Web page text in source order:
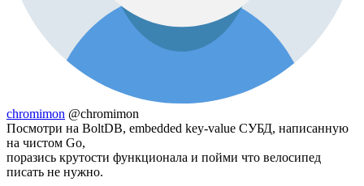
chromimon @chromimon
Посмотри на BoltDB, embedded key-value СУБД, написанную
на чистом Go,
поразись крутости функционала и пойми что велосипед
писать не нужно.